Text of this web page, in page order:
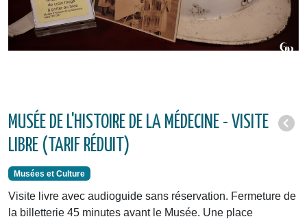
MUSÉE DE L'HISTOIRE DE LA MÉDECINE - VISITE
LIBRE (TARIF RÉDUIT)
Musées et Culture
Visite livre avec audioguide sans réservation. Fermeture de
la billetterie 45 minutes avant le Musée. Une place